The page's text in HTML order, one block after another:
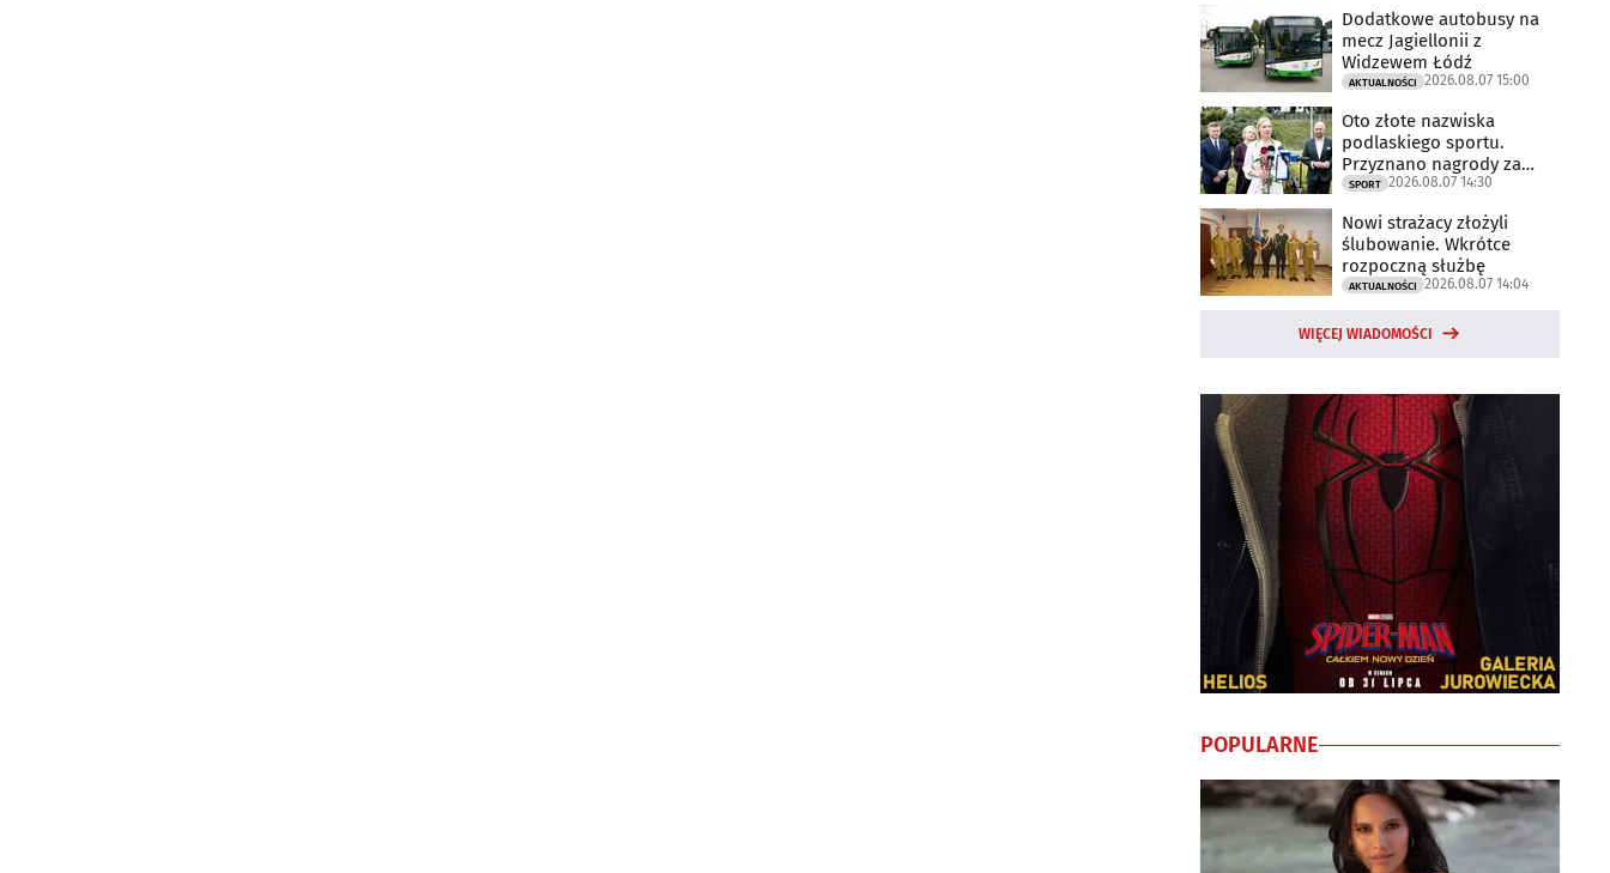
Dodatkowe autobusy na
mecz Jagiellonii z
Widzewem Łódź
AKTUALNOŚCI 2026.08.07 15:00
Oto złote nazwiska
podlaskiego sportu.
Przyznano nagrody za
2025 rok
SPORT 2026.08.07 14:30
Nowi strażacy złożyli
ślubowanie. Wkrótce
rozpoczną służbę
AKTUALNOŚCI 2026.08.07 14:04
WIĘCEJ WIADOMOŚCI
POPULARNE